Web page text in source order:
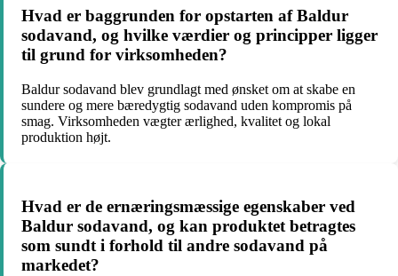
Hvad er baggrunden for opstarten af Baldur
sodavand, og hvilke værdier og principper ligger
til grund for virksomheden?
Baldur sodavand blev grundlagt med ønsket om at skabe en
sundere og mere bæredygtig sodavand uden kompromis på
smag. Virksomheden vægter ærlighed, kvalitet og lokal
produktion højt.
Hvad er de ernæringsmæssige egenskaber ved
Baldur sodavand, og kan produktet betragtes
som sundt i forhold til andre sodavand på
markedet?